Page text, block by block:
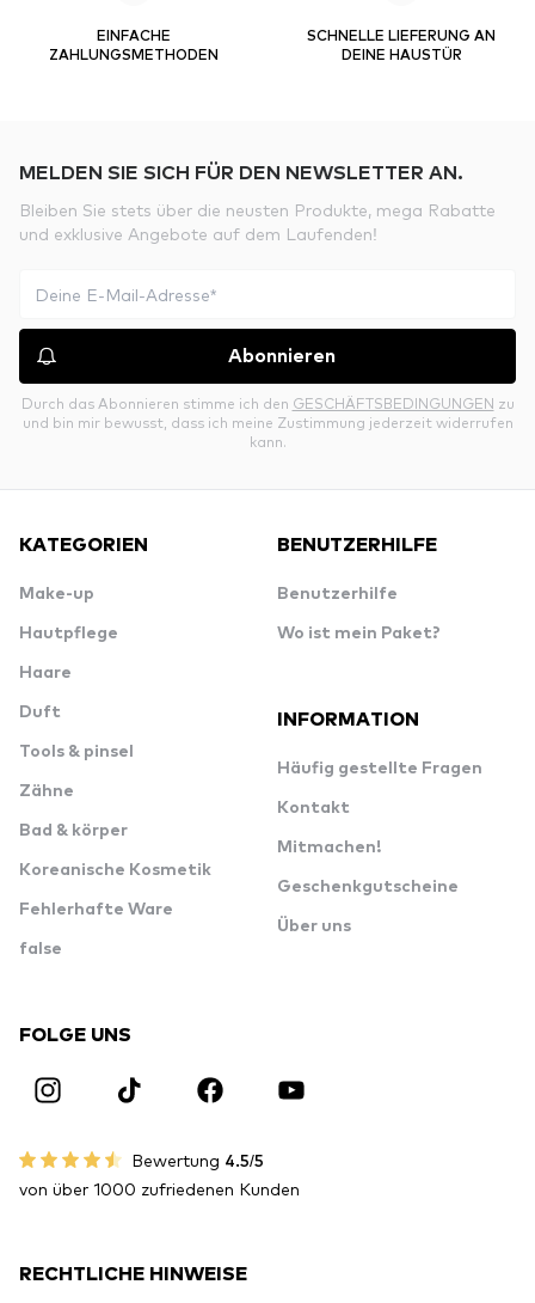
EINFACHE
ZAHLUNGSMETHODEN
SCHNELLE LIEFERUNG AN
DEINE HAUSTÜR
MELDEN SIE SICH FÜR DEN NEWSLETTER AN.
Bleiben Sie stets über die neusten Produkte, mega Rabatte
und exklusive Angebote auf dem Laufenden!
Abonnieren
Durch das Abonnieren stimme ich den GESCHÄFTSBEDINGUNGEN zu
und bin mir bewusst, dass ich meine Zustimmung jederzeit widerrufen
kann.
KATEGORIEN
Make-up
Hautpflege
Haare
Duft
Tools & pinsel
Zähne
Bad & körper
Koreanische Kosmetik
Fehlerhafte Ware
false
BENUTZERHILFE
Benutzerhilfe
Wo ist mein Paket?
INFORMATION
Häufig gestellte Fragen
Kontakt
Mitmachen!
Geschenkgutscheine
Über uns
FOLGE UNS
Bewertung 4.5/5
von über 1000 zufriedenen Kunden
RECHTLICHE HINWEISE